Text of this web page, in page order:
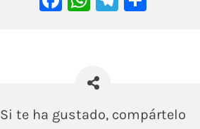
Si te ha gustado, compártelo